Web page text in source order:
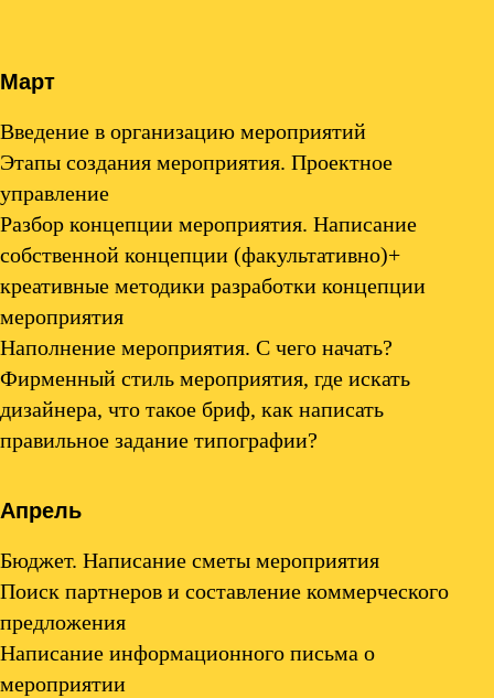
Март
Введение в организацию мероприятий
Этапы создания мероприятия. Проектное
управление
Разбор концепции мероприятия. Написание
собственной концепции (факультативно)+
креативные методики разработки концепции
мероприятия
Наполнение мероприятия. С чего начать?
Фирменный стиль мероприятия, где искать
дизайнера, что такое бриф, как написать
правильное задание типографии?
Апрель
Бюджет. Написание сметы мероприятия
Поиск партнеров и составление коммерческого
предложения
Написание информационного письма о
мероприятии